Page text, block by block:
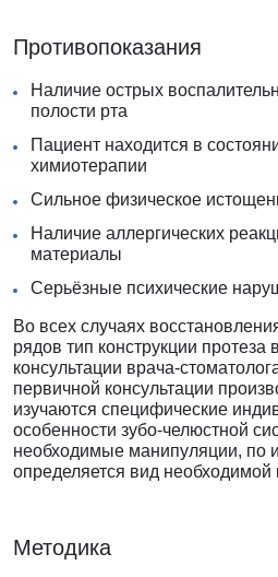
Противопоказания
Наличие острых
полости рта
Пациент находится в
химиотерапии
Сильное физическое
Наличие аллергических
материалы
Серьёзные психические
Во всех случаях
рядов тип конструкции протеза
консультации врача-
первичной консультации
изучаются специфические
особенности зубо-челюстной
необходимые манипуляции, по
определяется вид необходимой
Методика